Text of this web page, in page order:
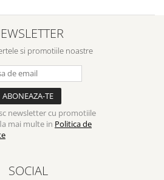
si promotiile noastre
newsletter cu promotiile
mai multe in Politica de
SOCIAL